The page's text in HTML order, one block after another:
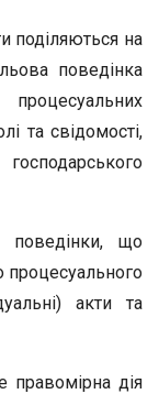
поділяються на
поведінка
та свідомості,
поведінки, що
процесуального
акти та
правомірна дія